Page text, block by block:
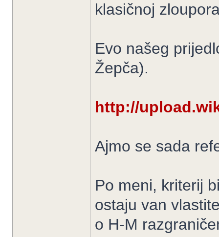
klasičnoj
Evo našeg
Žepča).
http://
Ajmo se sada
Po meni, kriterij
ostaju van
o H-M